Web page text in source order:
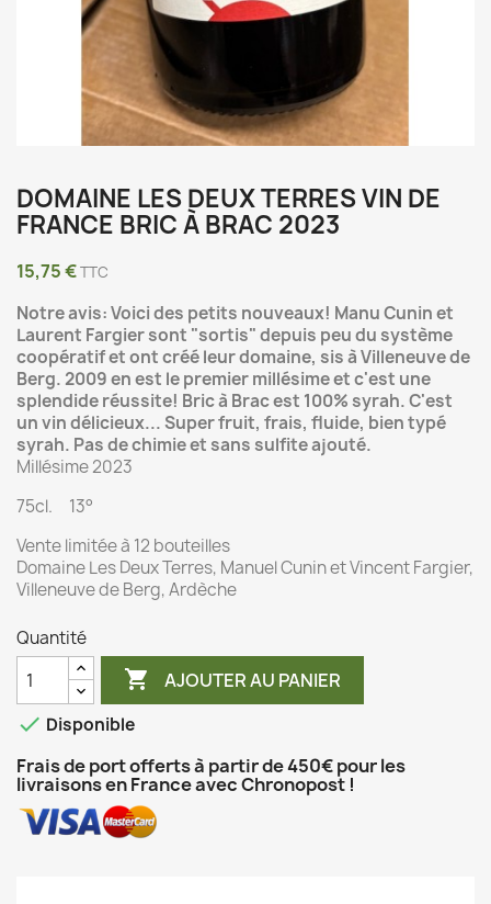
DOMAINE LES DEUX TERRES VIN DE
FRANCE BRIC À BRAC 2023
15,75 €TTC
Notre avis: Voici des petits nouveaux! Manu Cunin et
Laurent Fargier sont "sortis" depuis peu du système
coopératif et ont créé leur domaine, sis à Villeneuve de
Berg. 2009 en est le premier millésime et c'est une
splendide réussite! Bric à Brac est 100% syrah. C'est
un vin délicieux... Super fruit, frais, fluide, bien typé
syrah. Pas de chimie et sans sulfite ajouté.
Millésime 2023
75cl. 13°
Vente limitée à 12 bouteilles
Domaine Les Deux Terres, Manuel Cunin et Vincent Fargier,
Villeneuve de Berg, Ardèche
Quantité
 AJOUTER AU PANIER
 Disponible
Frais de port offerts à partir de 450€ pour les
livraisons en France avec Chronopost !